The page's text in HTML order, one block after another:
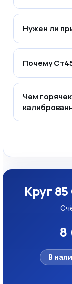
Нужен ли
Почему
Чем
Круг
8
В